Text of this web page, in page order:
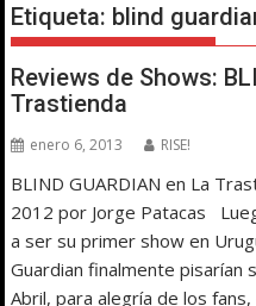
Etiqueta: blind
Reviews de Shows:
Trastienda
enero 6, 2013 RISE!
BLIND GUARDIAN en La
2012 por Jorge Patacas
a ser su primer show en
Guardian finalmente pisarían
Abril, para alegría de los